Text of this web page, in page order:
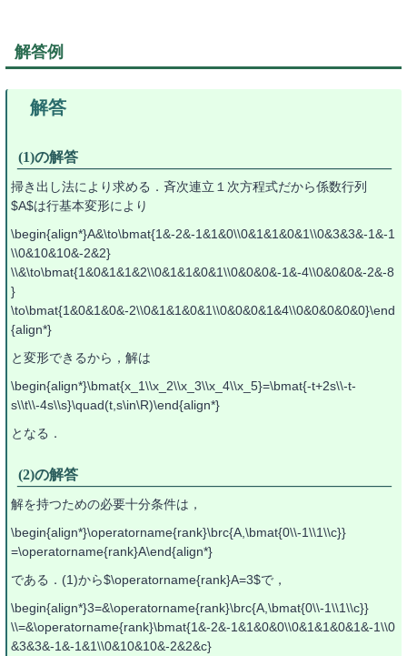
解答例
(1)の解答
掃き出し法により求める．斉次連立１次方程式だから係数行列
$A$は行基本変形により
\begin{align*}A&\to\bmat{1&-2&-1&1&0\\0&1&1&0&1\\0&3&3&-1&-1
\\0&10&10&-2&2}
\\&\to\bmat{1&0&1&1&2\\0&1&1&0&1\\0&0&0&-1&-4\\0&0&0&-2&-8
}
\to\bmat{1&0&1&0&-2\\0&1&1&0&1\\0&0&0&1&4\\0&0&0&0&0}\end
{align*}
と変形できるから，解は
\begin{align*}\bmat{x_1\\x_2\\x_3\\x_4\\x_5}=\bmat{-t+2s\\-t-
s\\t\\-4s\\s}\quad(t,s\in\R)\end{align*}
となる．
(2)の解答
解を持つための必要十分条件は，
\begin{align*}\operatorname{rank}\brc{A,\bmat{0\\-1\\1\\c}}
=\operatorname{rank}A\end{align*}
である．(1)から$\operatorname{rank}A=3$で，
\begin{align*}3=&\operatorname{rank}\brc{A,\bmat{0\\-1\\1\\c}}
\\=&\operatorname{rank}\bmat{1&-2&-1&1&0&0\\0&1&1&0&1&-1\\0
&3&3&-1&-1&1\\0&10&10&-2&2&c}